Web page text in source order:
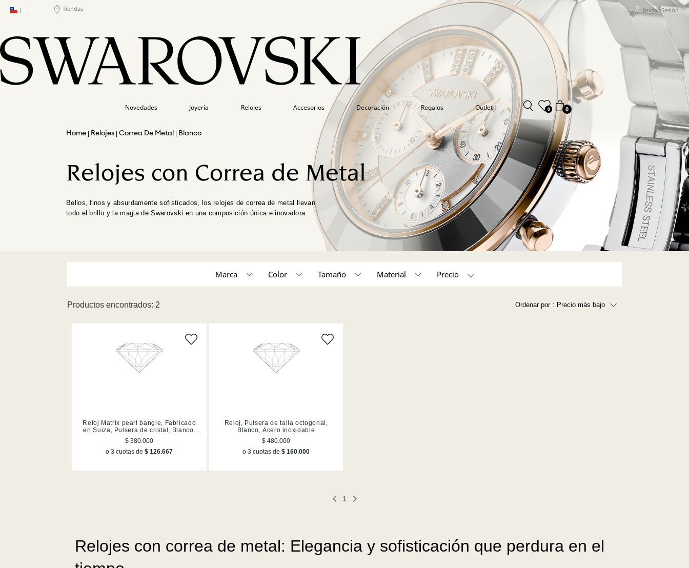
| Tiendas Iniciar Sesión
Novedades Joyería Relojes Accesorios Decoración Regalos Outlet 0 0
Relojes Correa De Metal Blanco
Relojes con Correa de Metal
Bellos, finos y absurdamente sofisticados, los relojes de correa de metal llevan
todo el brillo y la magia de Swarovski en una composición única e inovadora.
Marca
Swarovski (2)
Color Tamaño Material
350,000 - 450,000 (1) 450,000 - 550,000 (1)
Productos encontrados: 2 Ordenar por : Precio más bajo
Reloj Matrix pearl bangle, Fabricado
en Suiza, Pulsera de cristal, Blanco,
Acero inoxidable
$ 380.000
o 3 cuotas de$ 126.667
Reloj, Pulsera de talla octogonal,
Blanco, Acero inoxidable
$ 480.000
o 3 cuotas de$ 160.000
1
Relojes con correa de metal: Elegancia y sofisticación que perdura en el